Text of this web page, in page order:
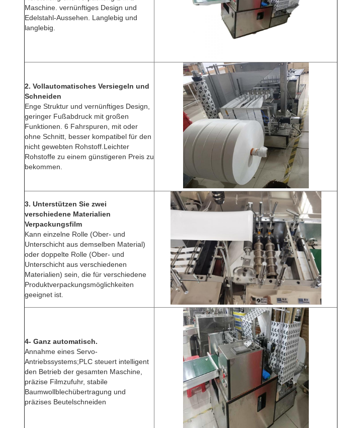
Maschine. vernünftiges Design und
Edelstahl-Aussehen. Langlebig und
langlebig.
2. Vollautomatisches Versiegeln und
Schneiden
Enge Struktur und vernünftiges Design,
geringer Fußabdruck mit großen
Funktionen. 6 Fahrspuren, mit oder
ohne Schnitt, besser kompatibel für den
nicht gewebten Rohstoff.Leichter
Rohstoffe zu einem günstigeren Preis zu
bekommen.
3. Unterstützen Sie zwei
verschiedene Materialien
Verpackungsfilm
Kann einzelne Rolle (Ober- und
Unterschicht aus demselben Material)
oder doppelte Rolle (Ober- und
Unterschicht aus verschiedenen
Materialien) sein, die für verschiedene
Produktverpackungsmöglichkeiten
geeignet ist.
4- Ganz automatisch.
Annahme eines Servo-
Antriebssystems;PLC steuert intelligent
den Betrieb der gesamten Maschine,
präzise Filmzufuhr, stabile
Baumwollblechübertragung und
präzises Beutelschneiden